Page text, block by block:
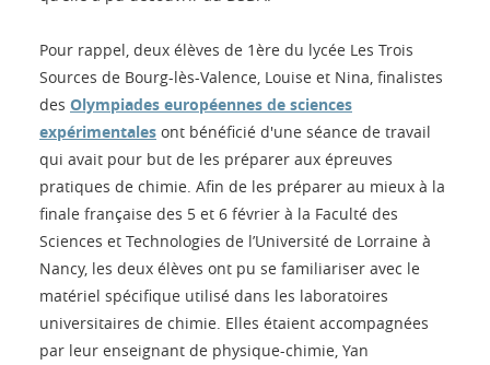
Pour rappel, deux élèves de 1ère du lycée Les Trois
Sources de Bourg-lès-Valence, Louise et Nina, finalistes
des Olympiades européennes de sciences
expérimentales ont bénéficié d'une séance de travail
qui avait pour but de les préparer aux épreuves
pratiques de chimie. Afin de les préparer au mieux à la
finale française des 5 et 6 février à la Faculté des
Sciences et Technologies de l’Université de Lorraine à
Nancy, les deux élèves ont pu se familiariser avec le
matériel spécifique utilisé dans les laboratoires
universitaires de chimie. Elles étaient accompagnées
par leur enseignant de physique-chimie, Yan